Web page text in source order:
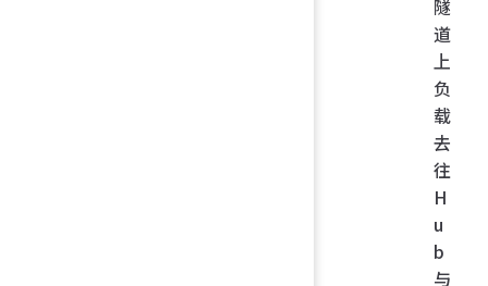
隧
道
上
负
载
去
往
H
u
b
与